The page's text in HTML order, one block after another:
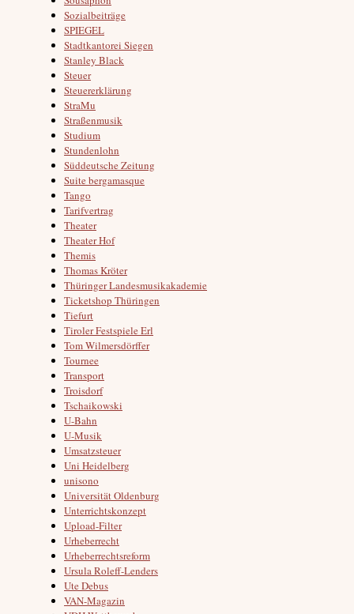
Sozialbeiträge
SPIEGEL
Stadtkantorei Siegen
Stanley Black
Steuer
Steuererklärung
StraMu
Straßenmusik
Studium
Stundenlohn
Süddeutsche Zeitung
Suite bergamasque
Tango
Tarifvertrag
Theater
Theater Hof
Themis
Thomas Kröter
Thüringer Landesmusikakademie
Ticketshop Thüringen
Tiefurt
Tiroler Festspiele Erl
Tom Wilmersdörffer
Tournee
Transport
Troisdorf
Tschaikowski
U-Bahn
U-Musik
Umsatzsteuer
Uni Heidelberg
unisono
Universität Oldenburg
Unterrichtskonzept
Upload-Filter
Urheberrecht
Urheberrechtsreform
Ursula Roleff-Lenders
Ute Debus
VAN-Magazin